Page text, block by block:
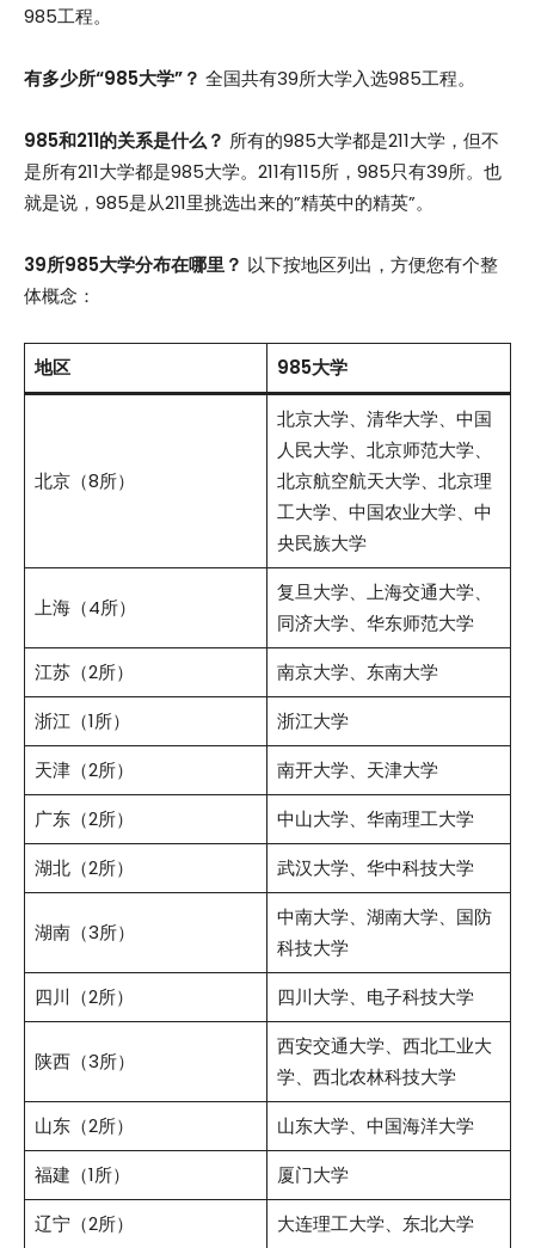
985工程。
有多少所“985大学”？ 全国共有39所大学入选985工程。
985和211的关系是什么？ 所有的985大学都是211大学，但不
是所有211大学都是985大学。211有115所，985只有39所。也
就是说，985是从211里挑选出来的”精英中的精英”。
39所985大学分布在哪里？ 以下按地区列出，方便您有个整
体概念：
地区 985大学
北京（8所）
北京大学、清华大学、中国
人民大学、北京师范大学、
北京航空航天大学、北京理
工大学、中国农业大学、中
央民族大学
上海（4所）
复旦大学、上海交通大学、
同济大学、华东师范大学
江苏（2所）
南京大学、东南大学
浙江（1所）
浙江大学
天津（2所）
南开大学、天津大学
广东（2所）
中山大学、华南理工大学
湖北（2所）
武汉大学、华中科技大学
湖南（3所）
中南大学、湖南大学、国防
科技大学
四川（2所）
四川大学、电子科技大学
陕西（3所）
西安交通大学、西北工业大
学、西北农林科技大学
山东（2所）
山东大学、中国海洋大学
福建（1所）
厦门大学
辽宁（2所）
大连理工大学、东北大学